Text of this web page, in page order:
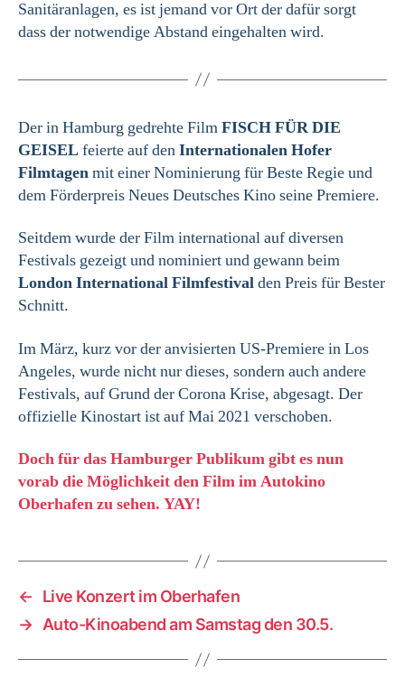
Sanitäranlagen, es ist jemand vor Ort der dafür sorgt
dass der notwendige Abstand eingehalten wird.
Der in Hamburg gedrehte FilmFISCH FÜR DIE
GEISELfeierte auf denInternationalen Hofer
Filmtagenmit einer Nominierung für Beste Regie und
dem Förderpreis Neues Deutsches Kino seine Premiere.
Seitdem wurde der Film international auf diversen
Festivals gezeigt und nominiert und gewann beim
London International Filmfestivalden Preis für Bester
Schnitt.
Im März, kurz vor der anvisierten US-Premiere in Los
Angeles, wurde nicht nur dieses, sondern auch andere
Festivals, auf Grund der Corona Krise, abgesagt. Der
offizielle Kinostart ist auf Mai 2021 verschoben.
Doch für das Hamburger Publikum gibt es nun
vorab die Möglichkeit den Film im Autokino
Oberhafen zu sehen. YAY!
←
Live Konzert im Oberhafen
→ Auto-Kinoabend am Samstag den 30.5.